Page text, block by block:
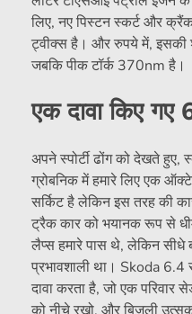
लिए, नए पिस्टन स्कर्ट और
ट्वीक्स है। और रुपये में,
जबकि पीक टॉर्क 370nm है।
एक दावा किए
अपने स्पोर्टी ढोंग को देखते हुए,
ग्रोबनिक में हमारे लिए एक
सर्किट है लेकिन इस तरह की
ट्रैक कार को भयानक रूप से
लैप्स हमारे पास थे, लेकिन सीधे
प्रभावशाली था। Skoda
दावा करता है, जो एक